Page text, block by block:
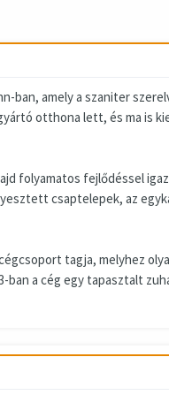
ban, amely a szaniter
otthona lett, és ma is
folyamatos fejlődéssel
csaptelepek, az
tagja, melyhez
ban a cég egy tapasztalt